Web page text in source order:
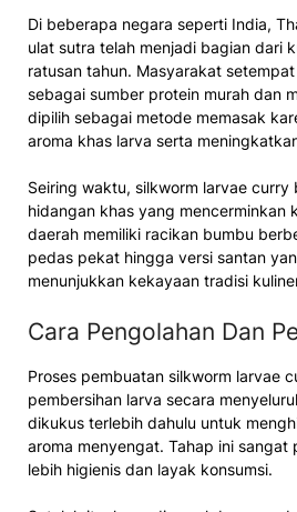
Di beberapa negara seperti India,
ulat sutra telah menjadi bagian dari
ratusan tahun. Masyarakat
sebagai sumber protein murah dan
dipilih sebagai metode memasak
aroma khas larva serta
Seiring waktu, silkworm larvae curry
hidangan khas yang mencerminkan
daerah memiliki racikan bumbu
pedas pekat hingga versi santan
menunjukkan kekayaan tradisi
Cara Pengolahan Dan
Proses pembuatan silkworm larvae
pembersihan larva secara
dikukus terlebih dahulu untuk
aroma menyengat. Tahap ini sangat
lebih higienis dan layak konsumsi.